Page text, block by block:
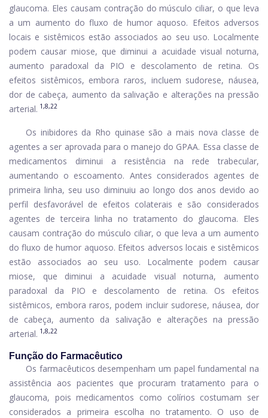
glaucoma. Eles causam contração do músculo ciliar, o que leva
a um aumento do fluxo de humor aquoso. Efeitos adversos
locais e sistêmicos estão associados ao seu uso. Localmente
podem causar miose, que diminui a acuidade visual noturna,
aumento paradoxal da PIO e descolamento de retina. Os
efeitos sistêmicos, embora raros, incluem sudorese, náusea,
dor de cabeça, aumento da salivação e alterações na pressão
arterial. 1,8,22
Os inibidores da Rho quinase são a mais nova classe de
agentes a ser aprovada para o manejo do GPAA. Essa classe de
medicamentos diminui a resistência na rede trabecular,
aumentando o escoamento. Antes considerados agentes de
primeira linha, seu uso diminuiu ao longo dos anos devido ao
perfil desfavorável de efeitos colaterais e são considerados
agentes de terceira linha no tratamento do glaucoma. Eles
causam contração do músculo ciliar, o que leva a um aumento
do fluxo de humor aquoso. Efeitos adversos locais e sistêmicos
estão associados ao seu uso. Localmente podem causar
miose, que diminui a acuidade visual noturna, aumento
paradoxal da PIO e descolamento de retina. Os efeitos
sistêmicos, embora raros, podem incluir sudorese, náusea, dor
de cabeça, aumento da salivação e alterações na pressão
arterial. 1,8,22
Função do Farmacêutico
Os farmacêuticos desempenham um papel fundamental na
assistência aos pacientes que procuram tratamento para o
glaucoma, pois medicamentos como colírios costumam ser
considerados a primeira escolha no tratamento. O uso de